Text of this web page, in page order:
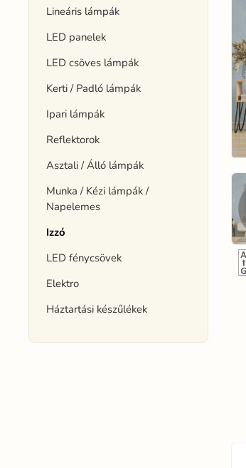
Lineáris lámpák
LED panelek
LED csöves lámpák
Kerti / Padló lámpák
Ipari lámpák
Reflektorok
Asztali / Álló lámpák
Munka / Kézi lámpák /
Napelemes
Izzó
LED fénycsövek
Elektro
Háztartási készűlékek